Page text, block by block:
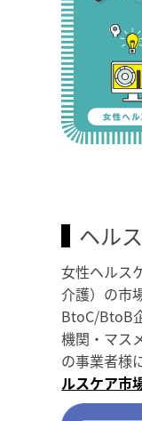
ヘル
女性ヘルス
介護）の市
BtoC/BtoB
機関・マス
の事業者様
ルスケア市